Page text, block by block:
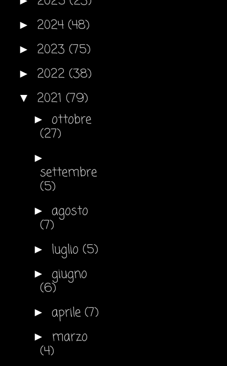
► 2024 (48)
► 2023 (75)
► 2022 (38)
▼ 2021 (79)
► ottobre
(27)
►
settembre
(5)
► agosto
(7)
► luglio (5)
► giugno
(6)
► aprile (7)
► marzo
(4)